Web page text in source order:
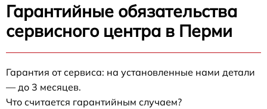
Гарантийные обязательства
сервисного центра в Перми
Гарантия от сервиса: на установленные нами детали
— до 3 месяцев.
Что считается гарантийным случаем?